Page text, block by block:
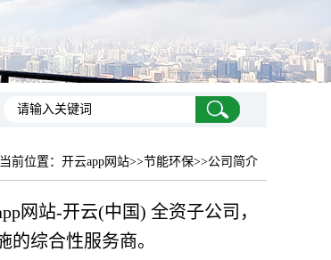
当前位置： 开云app网站>>节能环保>>公司简介
网站-开云(中国) 全资子公司，
综合性服务商。